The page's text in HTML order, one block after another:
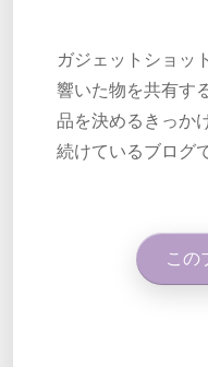
ガジェットショッ
響いた物を共有す
品を決めるきっか
続けているブログ
この